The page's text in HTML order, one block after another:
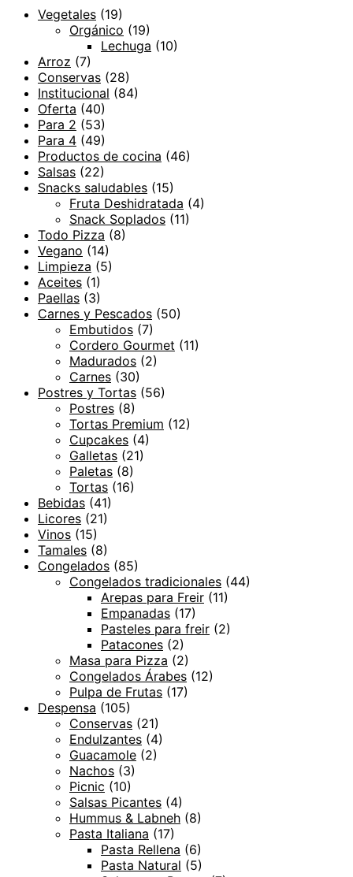
Vegetales (19)
Orgánico (19)
Lechuga (10)
Arroz (7)
Conservas (28)
Institucional (84)
Oferta (40)
Para 2 (53)
Para 4 (49)
Productos de cocina (46)
Salsas (22)
Snacks saludables (15)
Fruta Deshidratada (4)
Snack Soplados (11)
Todo Pizza (8)
Vegano (14)
Limpieza (5)
Aceites (1)
Paellas (3)
Carnes y Pescados (50)
Embutidos (7)
Cordero Gourmet (11)
Madurados (2)
Carnes (30)
Postres y Tortas (56)
Postres (8)
Tortas Premium (12)
Cupcakes (4)
Galletas (21)
Paletas (8)
Tortas (16)
Bebidas (41)
Licores (21)
Vinos (15)
Tamales (8)
Congelados (85)
Congelados tradicionales (44)
Arepas para Freir (11)
Empanadas (17)
Pasteles para freir (2)
Patacones (2)
Masa para Pizza (2)
Congelados Árabes (12)
Pulpa de Frutas (17)
Despensa (105)
Conservas (21)
Endulzantes (4)
Guacamole (2)
Nachos (3)
Picnic (10)
Salsas Picantes (4)
Hummus & Labneh (8)
Pasta Italiana (17)
Pasta Rellena (6)
Pasta Natural (5)